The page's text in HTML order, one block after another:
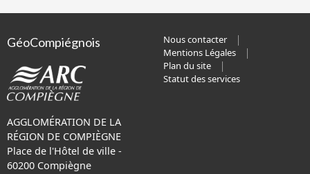
GéoCompiégnois
AGGLOMÉRATION DE LA
RÉGION DE COMPIÈGNE
Place de l'Hôtel de ville -
60200 Compiègne
Nous contacter
Mentions Légales
Plan du site
Statut des services